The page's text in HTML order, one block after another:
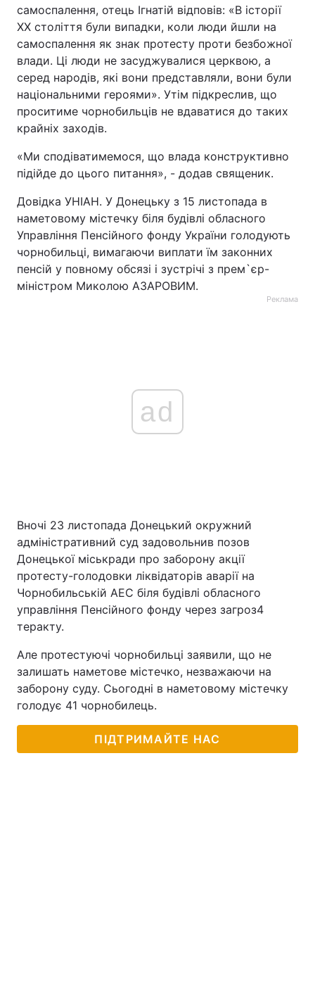
самоспалення, отець Ігнатій відповів: «В історії
ХХ століття були випадки, коли люди йшли на
самоспалення як знак протесту проти безбожної
влади. Ці люди не засуджувалися церквою, а
серед народів, які вони представляли, вони були
національними героями». Утім підкреслив, що
проситиме чорнобильців не вдаватися до таких
крайніх заходів.
«Ми сподіватимемося, що влада конструктивно
підійде до цього питання», - додав священик.
Довідка УНІАН. У Донецьку з 15 листопада в
наметовому містечку біля будівлі обласного
Управління Пенсійного фонду України голодують
чорнобильці, вимагаючи виплати їм законних
пенсій у повному обсязі і зустрічі з прем`єр-
міністром Миколою АЗАРОВИМ.
Реклама
ad
Вночі 23 листопада Донецький окружний
адміністративний суд задовольнив позов
Донецької міськради про заборону акції
протесту-голодовки ліквідаторів аварії на
Чорнобильській АЕС біля будівлі обласного
управління Пенсійного фонду через загроз4
теракту.
Але протестуючі чорнобильці заявили, що не
залишать наметове містечко, незважаючи на
заборону суду. Сьогодні в наметовому містечку
голодує 41 чорнобилець.
ПІДТРИМАЙТЕ НАС